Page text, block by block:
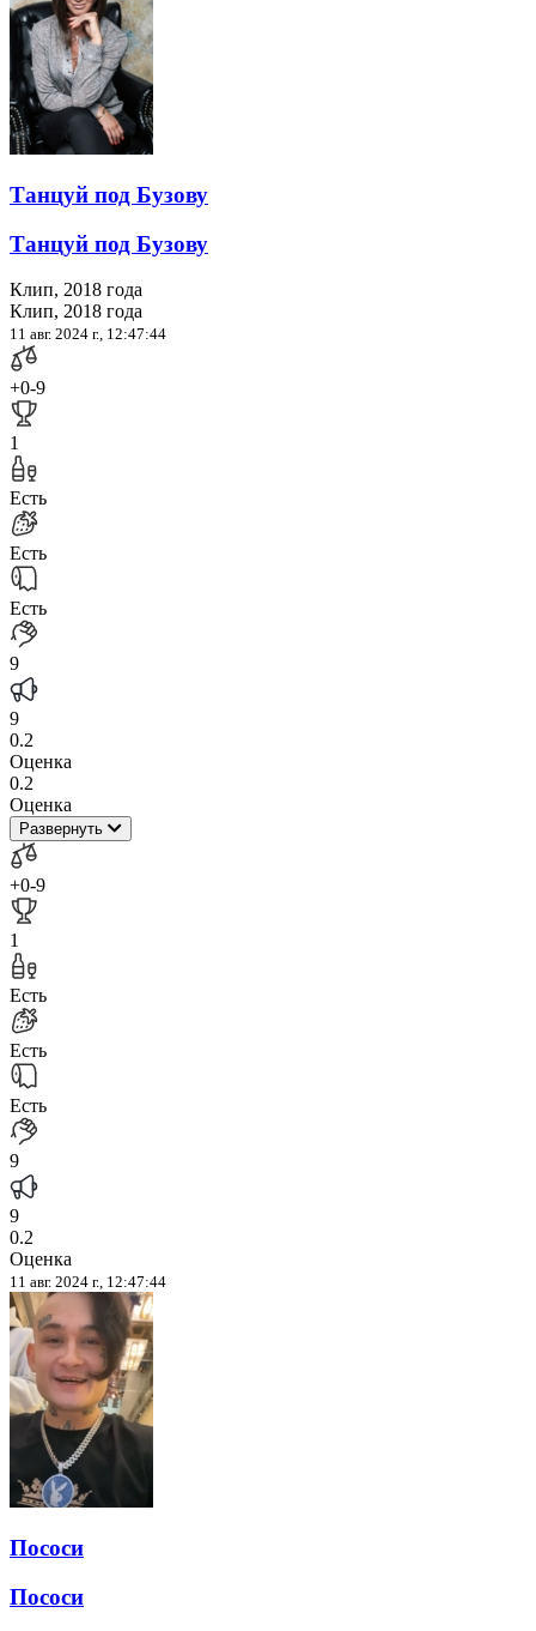
Танцуй под Бузову
Танцуй под Бузову
Клип, 2018 года
Клип, 2018 года
11 авг. 2024 г., 12:47:44
+0-9
1
Есть
Есть
Есть
9
9
0.2
Оценка
0.2
Оценка
Развернуть
+0-9
1
Есть
Есть
Есть
9
9
0.2
Оценка
11 авг. 2024 г., 12:47:44
Пососи
Пососи